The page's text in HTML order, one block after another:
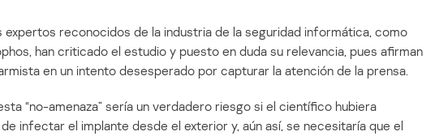
expertos reconocidos de la industria de la seguridad informática, como
han criticado el estudio y puesto en duda su relevancia, pues afirman
en un intento desesperado por capturar la atención de la prensa.
“no-amenaza” sería un verdadero riesgo si el científico hubiera
infectar el implante desde el exterior y, aún así, se necesitaría que el